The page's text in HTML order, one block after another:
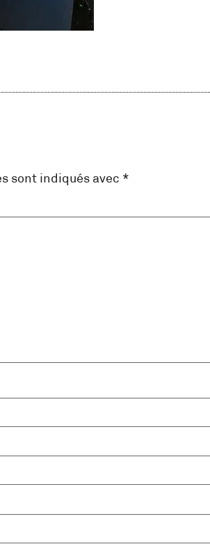
sont indiqués avec *